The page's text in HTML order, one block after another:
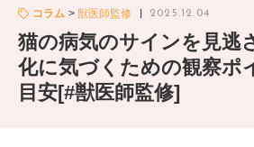
コラム 獣医師監修 2025.12.04
猫の病気のサインを見逃
化に気づくための観察ポ
目安[#獣医師監修]